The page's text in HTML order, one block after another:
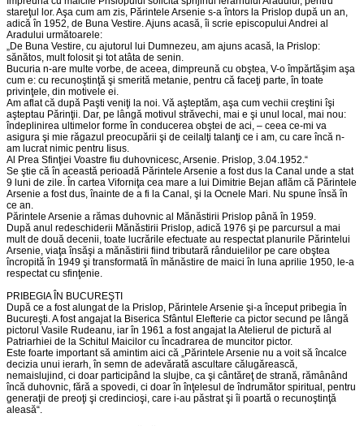
stareţul lor. Aşa cum am zis, Părintele Arsenie s-a întors la Prislop după un an,
adică în 1952, de Buna Vestire. Ajuns acasă, îi scrie episcopului Andrei al
Aradului următoarele:
„De Buna Vestire, cu ajutorul lui Dumnezeu, am ajuns acasă, la Prislop:
sănătos, mult folosit şi tot atâta de senin.
Bucuria n-are multe vorbe, de aceea, dimpreună cu obştea, V-o împărtăşim aşa
cum e: cu recunoştinţă şi smerită metanie, pentru că faceţi parte, în toate
privinţele, din motivele ei.
Am aflat că după Paşti veniţi la noi. Vă aşteptăm, aşa cum vechii creştini îşi
aşteptau Părinţii. Dar, pe lângă motivul străvechi, mai e şi unul local, mai nou:
îndeplinirea ultimelor forme în conducerea obştei de aci, – ceea ce-mi va
asigura şi mie răgazul preocupării şi de ceilalţi talanţi ce i am, cu care încă n-
am lucrat nimic pentru Iisus.
Al Prea Sfinţiei Voastre fiu duhovnicesc, Arsenie. Prislop, 3.04.1952.“
Se ştie că în această perioadă Părintele Arsenie a fost dus la Canal unde a stat
9 luni de zile. În cartea Viforniţa cea mare a lui Dimitrie Bejan aflăm că Părintele
Arsenie a fost dus, înainte de a fi la Canal, şi la Ocnele Mari. Nu spune însă în
ce an.
Părintele Arsenie a rămas duhovnic al Mănăstirii Prislop până în 1959.
După anul redeschiderii Mănăstirii Prislop, adică 1976 şi pe parcursul a mai
mult de două decenii, toate lucrările efectuate au respectat planurile Părintelui
Arsenie, viaţa însăşi a mănăstirii fiind tributară rânduielilor pe care obştea
încropită în 1949 şi transformată în mănăstire de maici în luna aprilie 1950, le-a
respectat cu sfinţenie.
PRIBEGIA ÎN BUCUREŞTI
După ce a fost alungat de la Prislop, Părintele Arsenie şi-a început pribegia în
Bucureşti. A fost angajat la Biserica Sfântul Elefterie ca pictor secund pe lângă
pictorul Vasile Rudeanu, iar în 1961 a fost angajat la Atelierul de pictură al
Patriarhiei de la Schitul Maicilor cu încadrarea de muncitor pictor.
Este foarte important să amintim aici că „Părintele Arsenie nu a voit să încalce
decizia unui ierarh, în semn de adevărată ascultare călugărească,
nemaislujind, ci doar participând la slujbe, ca şi cântăreţ de strană, rămânând
încă duhovnic, fără a spovedi, ci doar în înţelesul de îndrumător spiritual, pentru
generaţii de preoţi şi credincioşi, care i-au păstrat şi îi poartă o recunoştinţă
aleasă“.